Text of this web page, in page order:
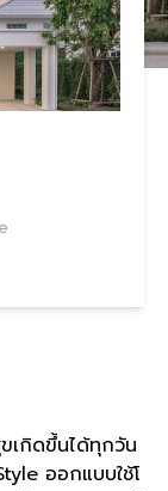
เกิดขึ้นได้ทุกวัน
ออกแบบใช้โ